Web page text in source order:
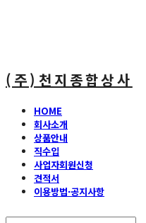
(주)천지종합상사
HOME
회사소개
상품안내
직수입
사업자회원신청
견적서
이용방법·공지사항